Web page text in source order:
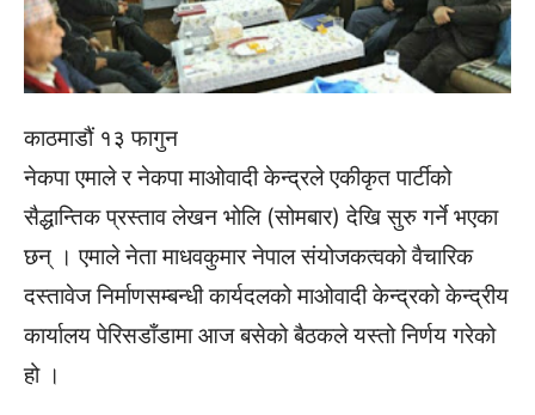
काठमाडौं १३ फागुन
नेकपा एमाले र नेकपा माओवादी केन्द्रले एकीकृत पार्टीको
सैद्धान्तिक प्रस्ताव लेखन भोलि (सोमबार) देखि सुरु गर्ने भएका
छन् । एमाले नेता माधवकुमार नेपाल संयोजकत्वको वैचारिक
दस्तावेज निर्माणसम्बन्धी कार्यदलको माओवादी केन्द्रको केन्द्रीय
कार्यालय पेरिसडाँडामा आज बसेको बैठकले यस्तो निर्णय गरेको
हो ।